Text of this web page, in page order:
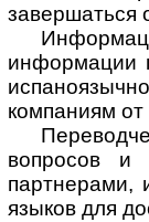
завершаться
информации
компаниям
вопросов и
партнерами,
языков для